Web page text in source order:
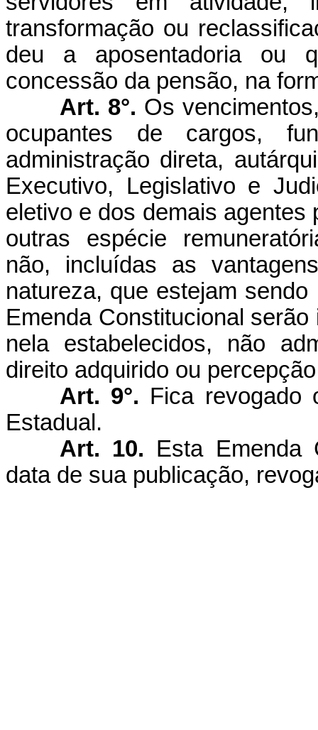
transformação ou
deu a aposentadoria ou
concessão da pensão, na
Art. 8°. Os
ocupantes de cargos,
administração direta,
Executivo, Legislativo e
eletivo e dos demais
outras espécie
não, incluídas as
natureza, que estejam
Emenda Constitucional
nela estabelecidos, não
direito adquirido ou
Art. 9°. Fica revogado
Estadual.
Art. 10. Esta Emenda
data de sua publicação,